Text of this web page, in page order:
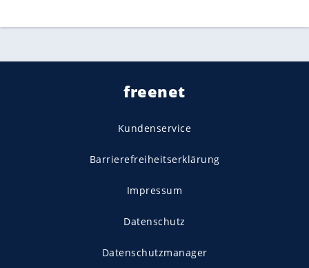
freenet
Kundenservice
Barrierefreiheitserklärung
Impressum
Datenschutz
Datenschutzmanager